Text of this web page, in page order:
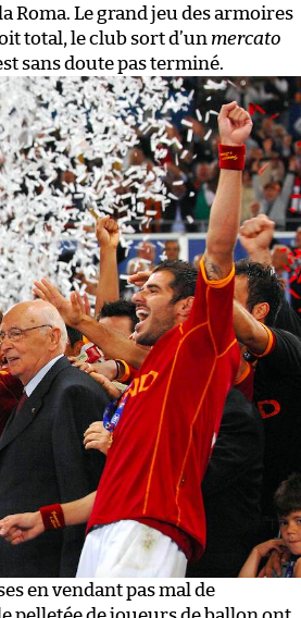
Roma. Le grand jeu des armoires
total, le club sort d’un mercato
sans doute pas terminé.
en vendant pas mal de